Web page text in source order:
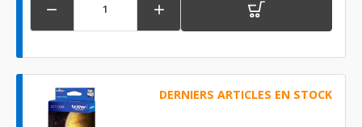
 
DERNIERS ARTICLES EN STOCK